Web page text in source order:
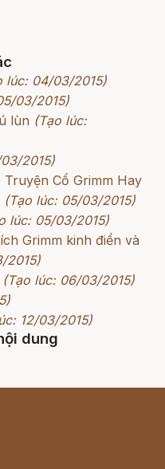
lúc: 04/03/2015)
03/2015)
lùn (Tạo lúc:
2015)
Cổ Grimm Hay
(Tạo lúc: 05/03/2015)
lúc: 05/03/2015)
Grimm kinh điển và
2015)
(Tạo lúc: 06/03/2015)
12/03/2015)
dung